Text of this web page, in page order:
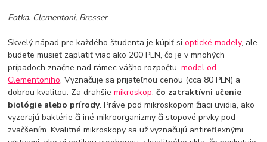
Fotka. Clementoni, Bresser
Skvelý nápad pre každého študenta je kúpiť sioptické modely, ale
budete musieť zaplatiť viac ako 200 PLN, čo je v mnohých
prípadoch značne nad rámec vášho rozpočtu.model od
Clementoniho. Vyznačuje sa prijateľnou cenou (cca 80 PLN) a
dobrou kvalitou. Za drahšiemikroskop,čo zatraktívni učenie
biológie alebo prírody. Práve pod mikroskopom žiaci uvidia, ako
vyzerajú baktérie či iné mikroorganizmy či stopové prvky pod
zväčšením. Kvalitné mikroskopy sa už vyznačujú antireflexnými